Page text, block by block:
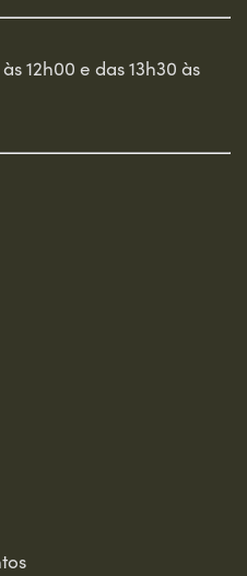
2016
2017
RECOMENDADO
12h00 e das 13h30 às